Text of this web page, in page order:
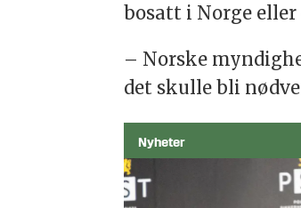
bosatt i Norge eller
– Norske
det skulle bli
Nyheter